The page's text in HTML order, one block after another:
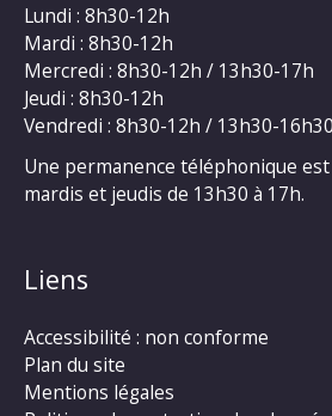
Lundi : 8h30-12h
Mardi : 8h30-12h
Mercredi : 8h30-12h / 13h30-17h
Jeudi : 8h30-12h
Vendredi : 8h30-12h / 13h30-16h30
Une permanence téléphonique
mardis et jeudis de 13h30 à 17h.
Liens
Accessibilité : non conforme
Plan du site
Mentions légales